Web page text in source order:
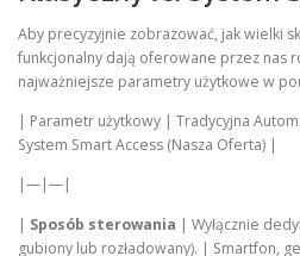
Aby precyzyjnie zobrazować, jak wielki
funkcjonalny dają oferowane przez nas
najważniejsze parametry użytkowe w
| Parametr użytkowy | Tradycyjna
System Smart Access (Nasza Oferta) |
|—|—|
| Sposób sterowania | Wyłącznie
gubiony lub rozładowany). | Smartfon,